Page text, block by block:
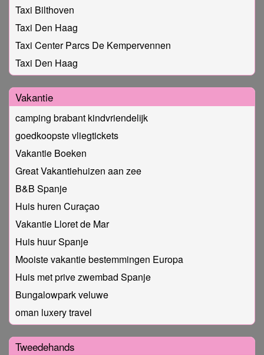
Taxi Bilthoven
Taxi Den Haag
Taxi Center Parcs De Kempervennen
Taxi Den Haag
Vakantie
camping brabant kindvriendelijk
goedkoopste vliegtickets
Vakantie Boeken
Great Vakantiehuizen aan zee
B&B Spanje
Huis huren Curaçao
Vakantie Lloret de Mar
Huis huur Spanje
Mooiste vakantie bestemmingen Europa
Huis met prive zwembad Spanje
Bungalowpark veluwe
oman luxery travel
Tweedehands